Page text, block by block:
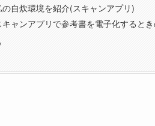
の自炊環境を紹介(スキャンアプリ)
キャンアプリで参考書を電子化すると